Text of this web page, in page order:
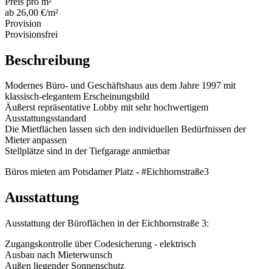
ab 26,00 €/m²
Provision
Provisionsfrei
Beschreibung
Modernes Büro- und Geschäftshaus aus dem Jahre 1997 mit
klassisch-elegantem Erscheinungsbild
Äußerst repräsentative Lobby mit sehr hochwertigem
Ausstattungsstandard
Die Mietflächen lassen sich den individuellen Bedürfnissen der
Mieter anpassen
Stellplätze sind in der Tiefgarage anmietbar
Büros mieten am Potsdamer Platz - #Eichhornstraße3
Ausstattung
Ausstattung der Büroflächen in der Eichhornstraße 3:
Zugangskontrolle über Codesicherung - elektrisch
Ausbau nach Mieterwunsch
Außen liegender Sonnenschutz